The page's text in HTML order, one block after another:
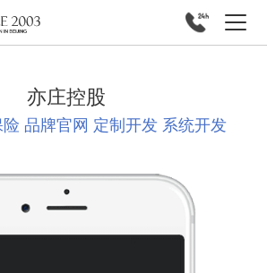
亦庄控股
品牌官网 定制开发 系统开发